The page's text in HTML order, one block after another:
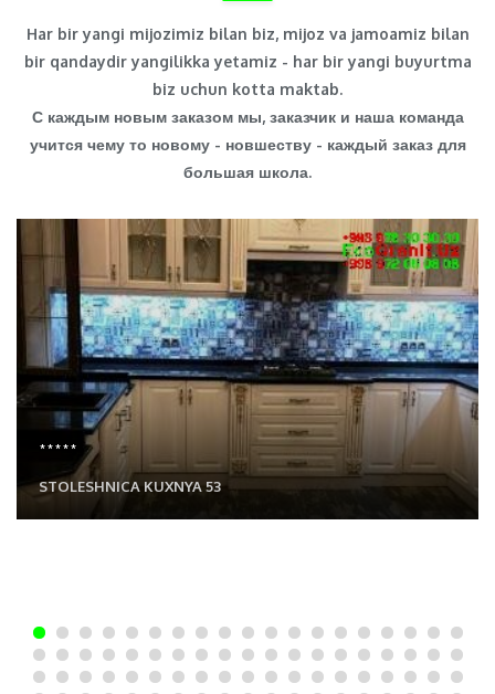
Har bir yangi mijozimiz bilan biz, mijoz va jamoamiz bilan
bir qandaydir yangilikka yetamiz - har bir yangi buyurtma
biz uchun kotta maktab.
С каждым новым заказом мы, заказчик и наша команда
учится чему то новому - новшеству - каждый заказ для
большая школа.
*****
STOLESHNICA KUXNYA 53